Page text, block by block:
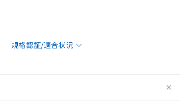
規格認証/適合状況